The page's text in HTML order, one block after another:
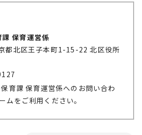
保育運営係
北区王子本町1-15-22 北区役所
育課 保育運営係へのお問い合わ
ムをご利用ください。